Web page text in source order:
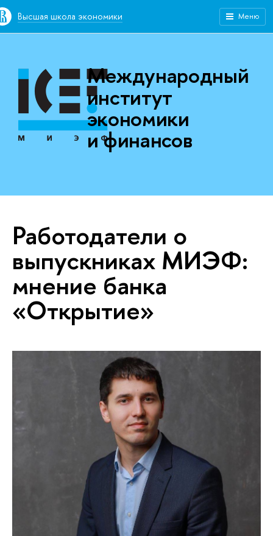
Высшая школа экономики Меню
Международный
институт
экономики
и финансов
Работодатели о
выпускниках МИЭФ:
мнение банка
«Открытие»